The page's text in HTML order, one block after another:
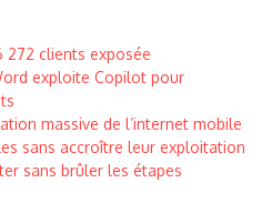
272 clients exposée
exploite Copilot pour
massive de l’internet mobile
sans accroître leur exploitation
sans brûler les étapes